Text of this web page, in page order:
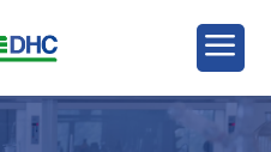
a